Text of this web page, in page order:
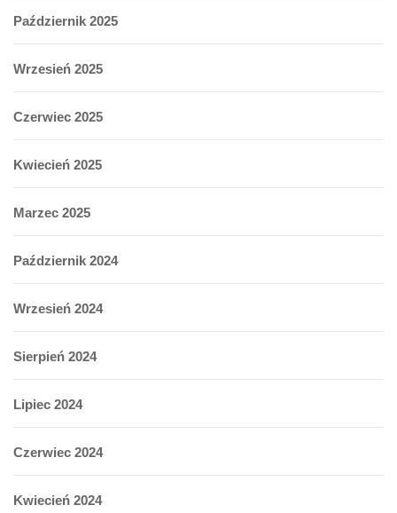
Październik 2025
Wrzesień 2025
Czerwiec 2025
Kwiecień 2025
Marzec 2025
Październik 2024
Wrzesień 2024
Sierpień 2024
Lipiec 2024
Czerwiec 2024
Kwiecień 2024